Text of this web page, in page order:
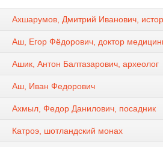
Ахшарумов, Дмитрий Иванович,
Аш, Егор Фёдорович, доктор
Ашик, Антон Балтазарович, археолог
Аш, Иван Федорович
Ахмыл, Федор Данилович, посадник
Катроэ, шотландский монах